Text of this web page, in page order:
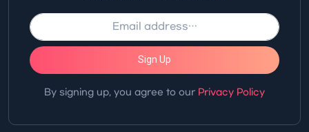
Sign Up
By signing up, you agree to our Privacy Policy